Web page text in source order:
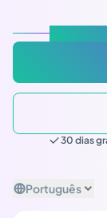
30 dias
Português